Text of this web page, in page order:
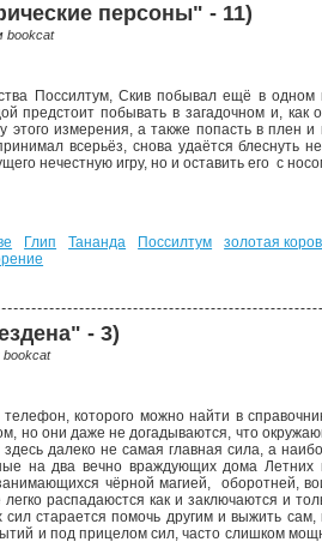
персоны" - 11)
bookcat
Поссилтум, Скив побывал ещё в
предстоит побывать в загадочном и, как
измерения, а также попасть в плен
всерьёз, снова удаётся блеснуть
нечестную игру, но и оставить его с
Глип Тананда Поссилтум золотая
- 3)
bookcat
которого можно найти в
но они даже не догадываются, что
далеко не самая главная сила, а
на два вечно враждующих дома
чёрной магией, оборотней,
распадаюстся как и заключаются и
старается помочь другим и выжить
и под прицелом сил, часто слишком